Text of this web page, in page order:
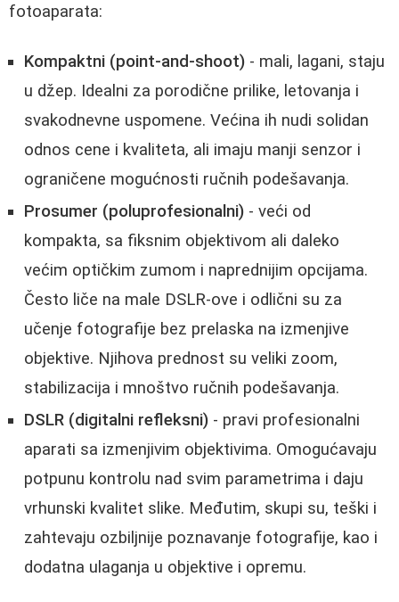
fotoaparata:
Kompaktni (point-and-shoot) - mali, lagani, staju
u džep. Idealni za porodične prilike, letovanja i
svakodnevne uspomene. Većina ih nudi solidan
odnos cene i kvaliteta, ali imaju manji senzor i
ograničene mogućnosti ručnih podešavanja.
Prosumer (poluprofesionalni) - veći od
kompakta, sa fiksnim objektivom ali daleko
većim optičkim zumom i naprednijim opcijama.
Često liče na male DSLR-ove i odlični su za
učenje fotografije bez prelaska na izmenjive
objektive. Njihova prednost su veliki zoom,
stabilizacija i mnoštvo ručnih podešavanja.
DSLR (digitalni refleksni) - pravi profesionalni
aparati sa izmenjivim objektivima. Omogućavaju
potpunu kontrolu nad svim parametrima i daju
vrhunski kvalitet slike. Međutim, skupi su, teški i
zahtevaju ozbiljnije poznavanje fotografije, kao i
dodatna ulaganja u objektive i opremu.